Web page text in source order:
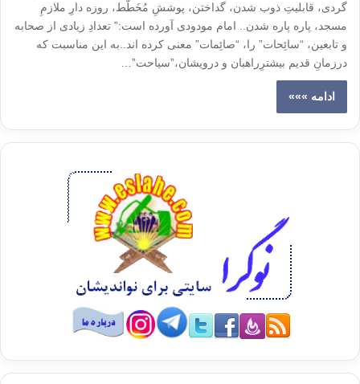
گردی، قابلیتِ ذوب شدن، گداختن، پوششِ مُخَطَّط، روزه دارِ ملازمِ
مسجد، پاره پاره شدن.. امام مودودی آورده است:” تعدادِ زیادی از صحابه
و تابعین، “سائِحات” را، “صائِمات” معنی کرده اند..به این مناسبت که
درزمانِ قدیم بیشترِراهبان و درویشان،”سیاحت”…
ادامه »»»